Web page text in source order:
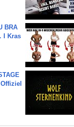
BRA
I Kras